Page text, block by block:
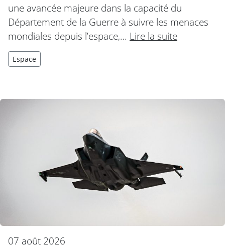
une avancée majeure dans la capacité du
Département de la Guerre à suivre les menaces
mondiales depuis l’espace,… Lire la suite
Espace
07 août 2026